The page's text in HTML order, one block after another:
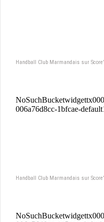
Handball Club Marmandais sur
Handball Club Marmandais sur